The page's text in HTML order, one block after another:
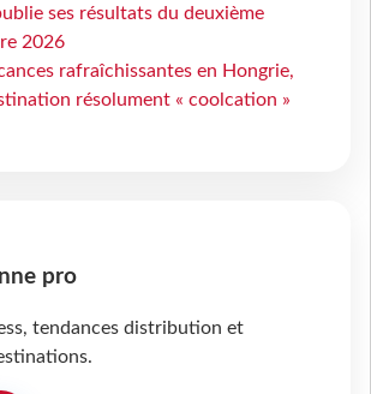
ses résultats du deuxième
2026
rafraîchissantes en Hongrie,
résolument « coolcation »
pro
tendances distribution et